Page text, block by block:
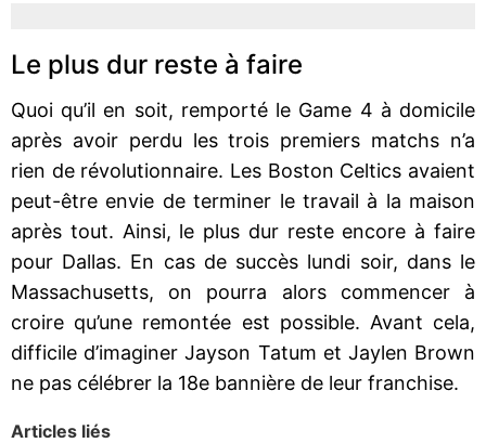
Le plus dur reste à faire
Quoi qu’il en soit, remporté le Game 4 à domicile
après avoir perdu les trois premiers matchs n’a
rien de révolutionnaire. Les Boston Celtics avaient
peut-être envie de terminer le travail à la maison
après tout. Ainsi, le plus dur reste encore à faire
pour Dallas. En cas de succès lundi soir, dans le
Massachusetts, on pourra alors commencer à
croire qu’une remontée est possible. Avant cela,
difficile d’imaginer Jayson Tatum et Jaylen Brown
ne pas célébrer la 18e bannière de leur franchise.
Articles liés